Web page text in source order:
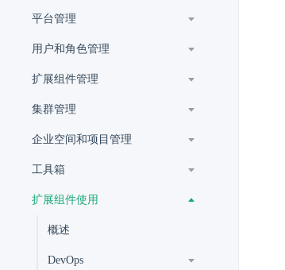
平台管理
用户和角色管理
扩展组件管理
集群管理
企业空间和项目管理
工具箱
扩展组件使用
概述
DevOps